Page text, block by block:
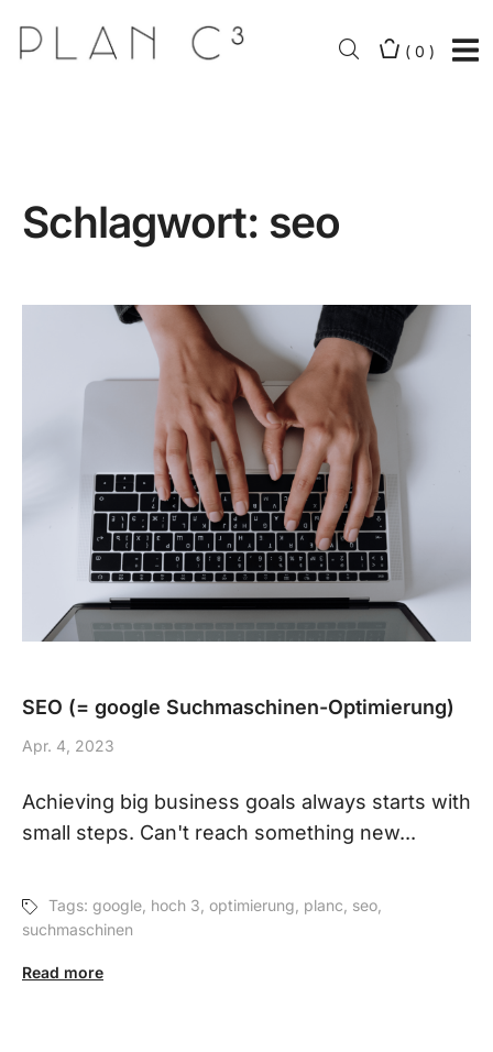
( 0 )
Schlagwort: seo
SEO (= google Suchmaschinen-Optimierung)
Apr. 4, 2023
Achieving big business goals always starts with
small steps. Can't reach something new...
Tags: google hoch 3 optimierung planc seo
suchmaschinen
Read more